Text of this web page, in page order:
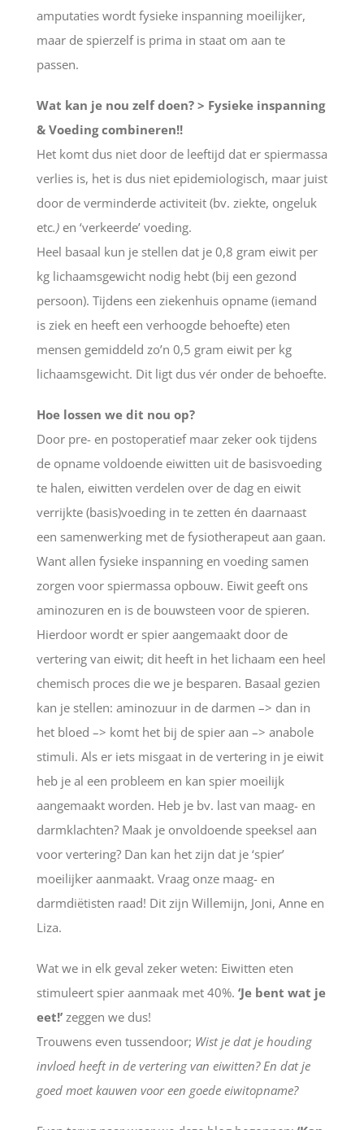
amputaties wordt fysieke inspanning moeilijker,
maar de spierzelf is prima in staat om aan te
passen.
Wat kan je nou zelf doen? > Fysieke inspanning
& Voeding combineren!!
Het komt dus niet door de leeftijd dat er spiermassa
verlies is, het is dus niet epidemiologisch, maar juist
door de verminderde activiteit (bv. ziekte, ongeluk
etc.) en ‘verkeerde’ voeding.
Heel basaal kun je stellen dat je 0,8 gram eiwit per
kg lichaamsgewicht nodig hebt (bij een gezond
persoon). Tijdens een ziekenhuis opname (iemand
is ziek en heeft een verhoogde behoefte) eten
mensen gemiddeld zo’n 0,5 gram eiwit per kg
lichaamsgewicht. Dit ligt dus vér onder de behoefte.
Hoe lossen we dit nou op?
Door pre- en postoperatief maar zeker ook tijdens
de opname voldoende eiwitten uit de basisvoeding
te halen, eiwitten verdelen over de dag en eiwit
verrijkte (basis)voeding in te zetten én daarnaast
een samenwerking met de fysiotherapeut aan gaan.
Want allen fysieke inspanning en voeding samen
zorgen voor spiermassa opbouw. Eiwit geeft ons
aminozuren en is de bouwsteen voor de spieren.
Hierdoor wordt er spier aangemaakt door de
vertering van eiwit; dit heeft in het lichaam een heel
chemisch proces die we je besparen. Basaal gezien
kan je stellen: aminozuur in de darmen –> dan in
het bloed –> komt het bij de spier aan –> anabole
stimuli. Als er iets misgaat in de vertering in je eiwit
heb je al een probleem en kan spier moeilijk
aangemaakt worden. Heb je bv. last van maag- en
darmklachten? Maak je onvoldoende speeksel aan
voor vertering? Dan kan het zijn dat je ‘spier’
moeilijker aanmaakt. Vraag onze maag- en
darmdiëtisten raad! Dit zijn Willemijn, Joni, Anne en
Liza.
Wat we in elk geval zeker weten: Eiwitten eten
stimuleert spier aanmaak met 40%. ‘Je bent wat je
eet!’zeggen we dus!
Trouwens even tussendoor; Wist je dat je houding
invloed heeft in de vertering van eiwitten? En dat je
goed moet kauwen voor een goede eiwitopname?